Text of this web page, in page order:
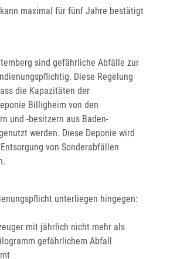
maximal für fünf Jahre bestätigt
sind gefährliche Abfälle zur
Diese Regelung
die Kapazitäten der
Billigheim von den
und -besitzern aus Baden-
werden. Diese Deponie wird
von Sonderabfällen
unterliegen hingegen:
mit jährlich nicht mehr als
gefährlichem Abfall